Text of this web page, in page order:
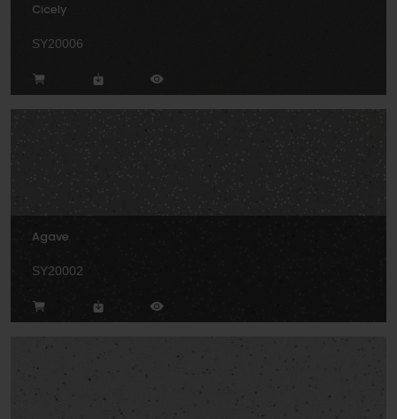
Cicely
SY20006
Agave
SY20002